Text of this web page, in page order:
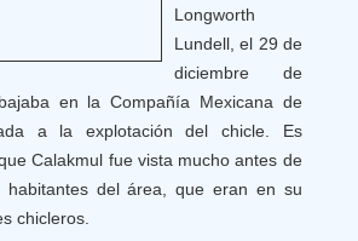
Longworth
Lundell, el 29 de
diciembre de
en la Compañía Mexicana de
a la explotación del chicle. Es
Calakmul fue vista mucho antes de
del área, que eran en su
chicleros.